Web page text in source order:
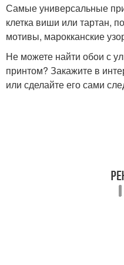
Самые универсальные
клетка виши или тартан,
мотивы, марокканские
Не можете найти обои с
принтом? Закажите в
или сделайте его сами